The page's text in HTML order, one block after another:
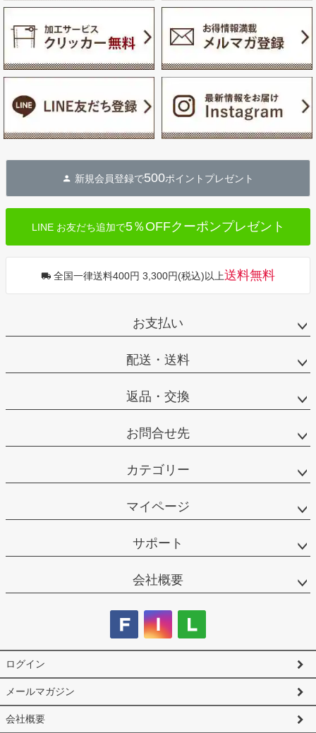
新規会員登録で500ポイントプレゼント
LINE お友だち追加で5％OFFクーポンプレゼント
全国一律送料400円 3,300円(税込)以上送料無料
お支払い
配送・送料
返品・交換
お問合せ先
カテゴリー
マイページ
サポート
会社概要
ログイン
メールマガジン
会社概要